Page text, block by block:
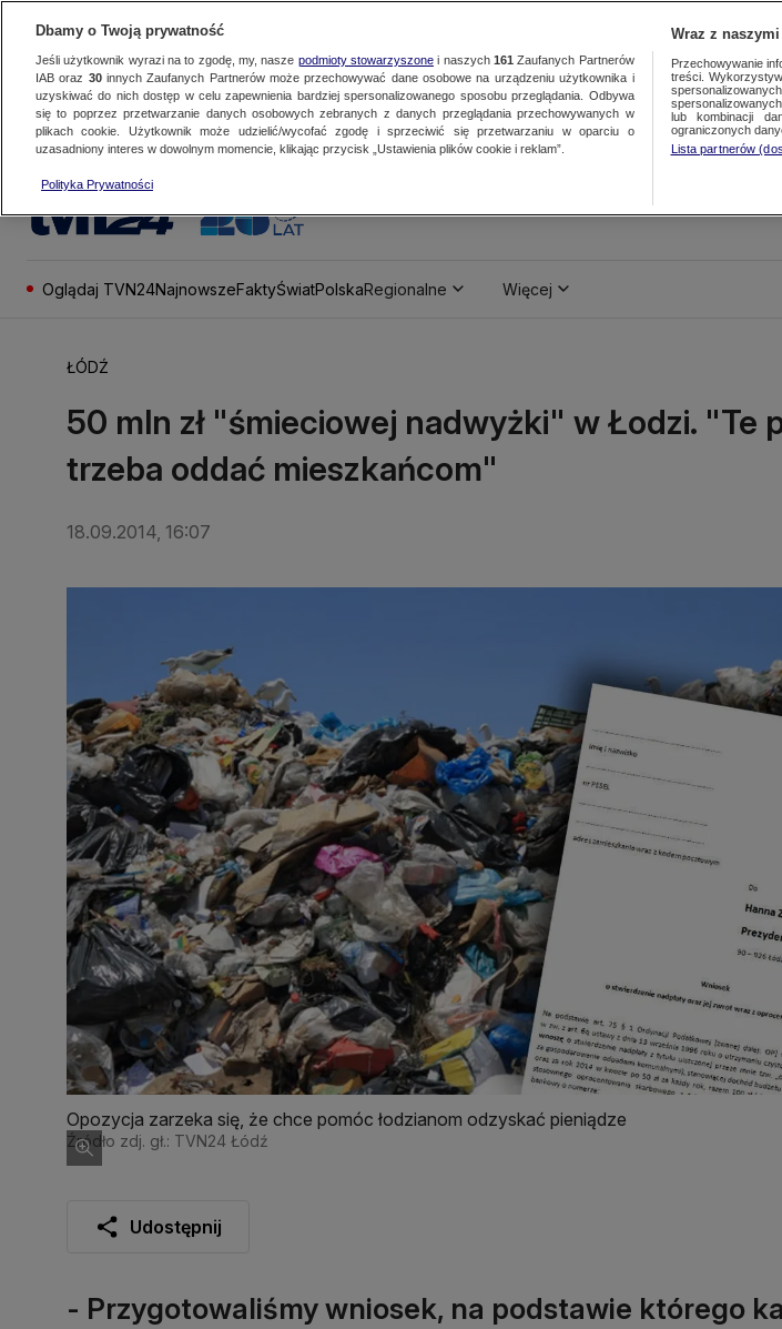
Oglądaj TVN24NajnowszeFaktyŚwiatPolskaRegionalne Więcej
ŁÓDŹ
50 mln zł "śmieciowej nadwyżki" w Łodzi. "Te
trzeba oddać mieszkańcom"
18.09.2014, 16:07
Opozycja zarzeka się, że chce pomóc łodzianom odzyskać pieniądze
Źródło zdj. gł.: TVN24 Łódź
Udostępnij
- Przygotowaliśmy wniosek, na podstawie którego
Dbamy o Twoją prywatność
Jeśli użytkownik wyrazi na to zgodę, my, nasze podmioty stowarzyszonei naszych 161 Zaufanych Partnerów
IAB oraz 30innych Zaufanych Partnerów może przechowywać dane osobowe na urządzeniu użytkownika i
uzyskiwać do nich dostęp w celu zapewnienia bardziej spersonalizowanego sposobu przeglądania. Odbywa
się to poprzez przetwarzanie danych osobowych zebranych z danych przeglądania przechowywanych w
plikach cookie. Użytkownik może udzielić/wycofać zgodę i sprzeciwić się przetwarzaniu w oparciu o
uzasadniony interes w dowolnym momencie, klikając przycisk „Ustawienia plików cookie i reklam”.
Polityka Prywatności
Wraz z
Przechowywanie
treści.
lub kombinacji
ograniczonych
Lista partnerów